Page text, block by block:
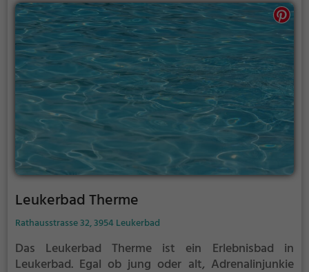
Leukerbad Therme
Rathausstrasse 32, 3954 Leukerbad
Das Leukerbad Therme ist ein Erlebnisbad in
Leukerbad. Egal ob jung oder alt, Adrenalinjunkie